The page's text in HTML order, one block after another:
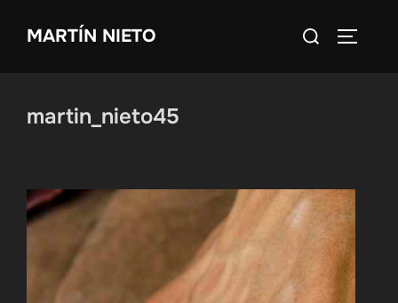
MARTÍN NIETO Buscar:
martin_nieto45